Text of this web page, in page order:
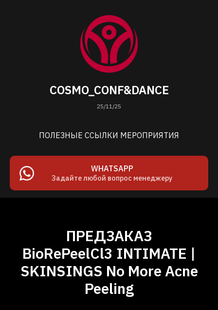
COSMO_CONF&DANCE
25/11/25
ПОЛЕЗНЫЕ ССЫЛКИ МЕРОПРИЯТИЯ
WHATSAPP
Задайте любой вопрос менеджеру
ПРЕДЗАКАЗ
BioRePeelCl3 INTIMATE |
SKINSINGS No More Acne
Peeling